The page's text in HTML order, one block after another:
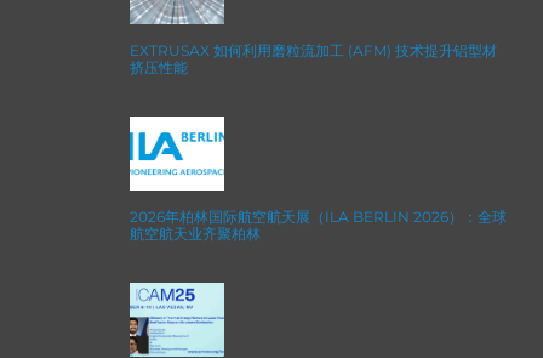
EXTRUSAX 如何利用磨粒流加工 (AFM) 技术提升铝型材
挤压性能
2026年柏林国际航空航天展（ILA BERLIN 2026）：全球
航空航天业齐聚柏林